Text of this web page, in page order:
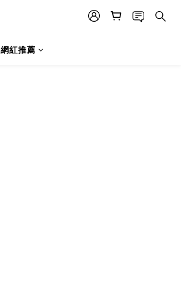
網紅推薦